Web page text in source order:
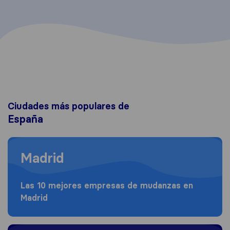
Ciudades más populares de
España
Moving to Madrid
Madrid
Las 10 mejores empresas de mudanzas en
Madrid